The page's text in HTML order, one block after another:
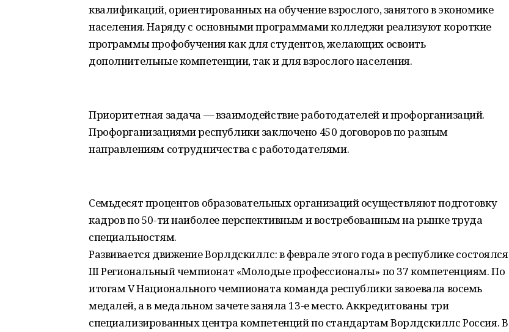
квалификаций, ориентированных на обучение взрослого, занятого в экономике
населения. Наряду с основными программами колледжи реализуют короткие
программы профобучения как для студентов, желающих освоить
дополнительные компетенции, так и для взрослого населения.
Приоритетная задача — взаимодействие работодателей и профорганизаций.
Профорганизациями республики заключено 450 договоров по разным
направлениям сотрудничества с работодателями.
Семьдесят процентов образовательных организаций осуществляют подготовку
кадров по 50-ти наиболее перспективным и востребованным на рынке труда
специальностям.
Развивается движение Ворлдскиллс: в феврале этого года в республике состоялся
III Региональный чемпионат «Молодые профессионалы» по 37 компетенциям. По
итогам V Национального чемпионата команда республики завоевала восемь
медалей, а в медальном зачете заняла 13-е место. Аккредитованы три
специализированных центра компетенций по стандартам Ворлдскиллс Россия. В